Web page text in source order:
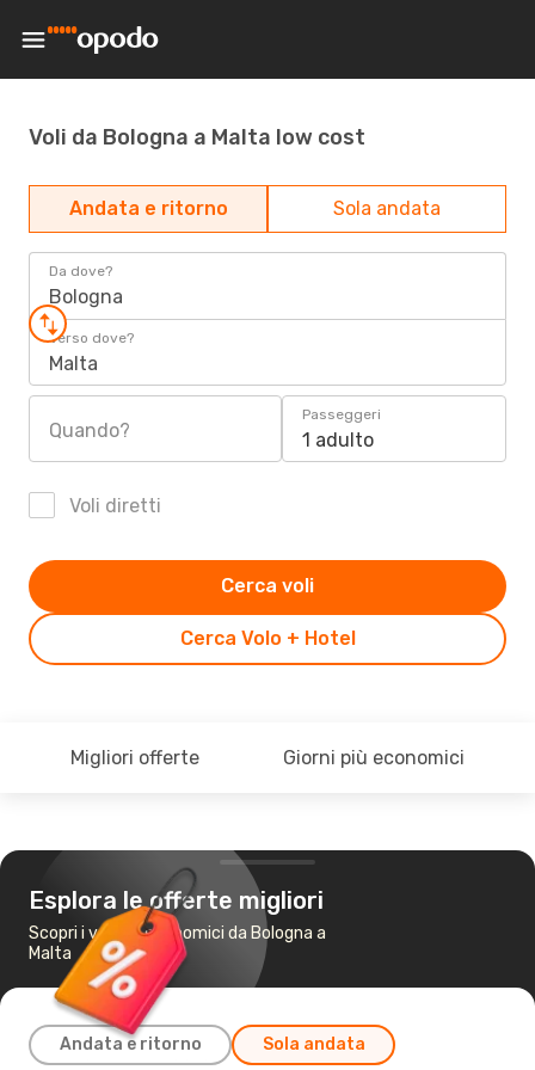
Voli da Bologna a Malta low cost
Andata e ritorno Sola andata
Da dove?
Bologna
Verso dove?
Malta
Quando?
Passeggeri
1 adulto
Voli diretti
Cerca Volo + Hotel
Cerca voli
Migliori offerte Giorni più economici
Esplora le offerte migliori
Scopri i voli più economici da Bologna a
Malta
Andata e ritorno Sola andata